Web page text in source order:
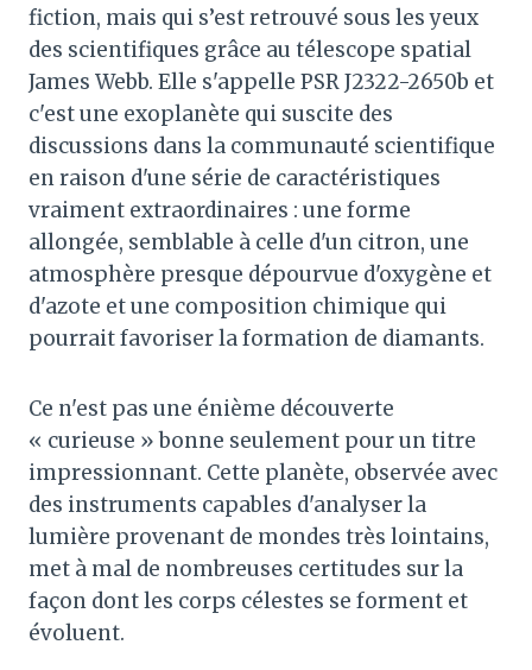
fiction, mais qui s’est retrouvé sous les yeux
des scientifiques grâce au télescope spatial
James Webb. Elle s'appelle PSR J2322-2650b et
c'est une exoplanète qui suscite des
discussions dans la communauté scientifique
en raison d'une série de caractéristiques
vraiment extraordinaires : une forme
allongée, semblable à celle d'un citron, une
atmosphère presque dépourvue d'oxygène et
d'azote et une composition chimique qui
pourrait favoriser la formation de diamants.
Ce n'est pas une énième découverte
« curieuse » bonne seulement pour un titre
impressionnant. Cette planète, observée avec
des instruments capables d'analyser la
lumière provenant de mondes très lointains,
met à mal de nombreuses certitudes sur la
façon dont les corps célestes se forment et
évoluent.